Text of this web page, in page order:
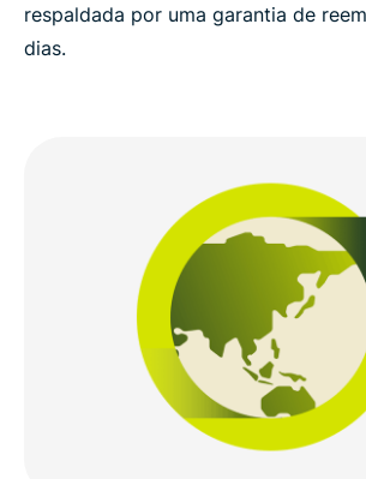
Protect your Diablo Immortal
What our most satisfied customers
Frequently Asked Questions About
Immortal VPNs
Try ExpressVPN for Diablo Immortal
respaldada por uma garantia de
dias.